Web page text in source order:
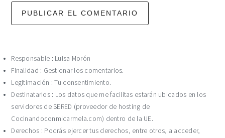
Responsable : Luisa Morón
Finalidad : Gestionar los comentarios.
Legitimación : Tu consentimiento.
Destinatarios : Los datos que me facilitas estarán ubicados en los
servidores de SERED (proveedor de hosting de
Cocinandoconmicarmela.com) dentro de la UE.
Derechos : Podrás ejercer tus derechos, entre otros, a acceder,